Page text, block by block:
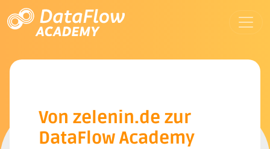
Von zelenin.de zur
DataFlow Academy